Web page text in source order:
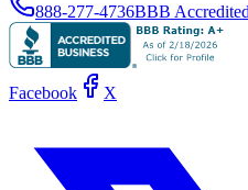
888-277-4736BBB
Facebook X